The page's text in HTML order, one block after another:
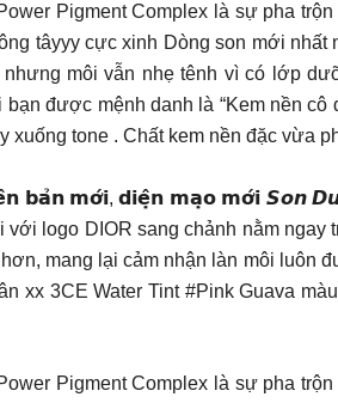
Pigment Complex là sự pha
tâyyy cực xinh Dòng son mới
môi vẫn nhẹ tênh vì có lớp
được mệnh danh là “Kem nền cô
tone . Chất kem nền đặc vừa
𝗺𝗼̛́𝗶, 𝗱𝗶𝗲̣̂𝗻 𝗺𝗮̣𝗼 𝗺𝗼̛́𝗶 𝙎𝙤𝙣
logo DIOR sang chảnh nằm
mang lại cảm nhận làn môi luôn
xx 3CE Water Tint #Pink Guava
Pigment Complex là sự pha